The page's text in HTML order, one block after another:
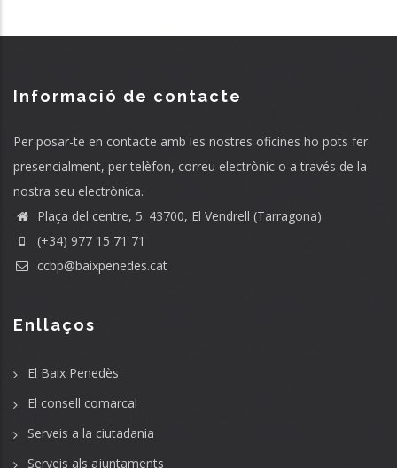
Informació de contacte
Per posar-te en contacte amb les nostres oficines ho pots fer
presencialment, per telèfon, correu electrònic o a través de la
nostra seu electrònica.
Plaça del centre, 5. 43700, El Vendrell (Tarragona)
(+34) 977 15 71 71
ccbp@baixpenedes.cat
Enllaços
El Baix Penedès
El consell comarcal
Serveis a la ciutadania
Serveis als ajuntaments